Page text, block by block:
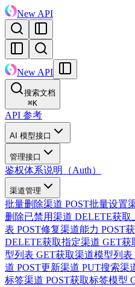
New API
New API
搜索文档
⌘K
API 参考
AI 模型接口
管理接口
鉴权体系说明（Auth）
渠道管理
批量删除渠道 POST批量设置
删除已禁用渠道 DELETE获取
表 POST修复渠道能力 POST
DELETE获取指定渠道 GET获
型列表 GET获取渠道模型列表
道 POST更新渠道 PUT搜索渠
标签渠道 POST获取标签模型